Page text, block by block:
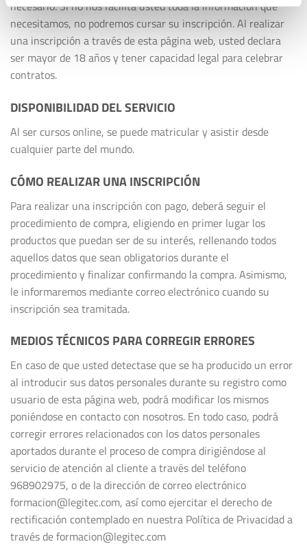
necesario. Si no nos facilita usted toda la información que
necesitamos, no podremos cursar su inscripción. Al realizar
una inscripción a través de esta página web, usted declara
ser mayor de 18 años y tener capacidad legal para celebrar
contratos.
DISPONIBILIDAD DEL SERVICIO
Al ser cursos online, se puede matricular y asistir desde
cualquier parte del mundo.
CÓMO REALIZAR UNA INSCRIPCIÓN
Para realizar una inscripción con pago, deberá seguir el
procedimiento de compra, eligiendo en primer lugar los
productos que puedan ser de su interés, rellenando todos
aquellos datos que sean obligatorios durante el
procedimiento y finalizar confirmando la compra. Asimismo,
le informaremos mediante correo electrónico cuando su
inscripción sea tramitada.
MEDIOS TÉCNICOS PARA CORREGIR ERRORES
En caso de que usted detectase que se ha producido un error
al introducir sus datos personales durante su registro como
usuario de esta página web, podrá modificar los mismos
poniéndose en contacto con nosotros. En todo caso, podrá
corregir errores relacionados con los datos personales
aportados durante el proceso de compra dirigiéndose al
servicio de atención al cliente a través del teléfono
968902975, o de la dirección de correo electrónico
formacion@legitec.com, así como ejercitar el derecho de
rectificación contemplado en nuestra Política de Privacidad a
través de formacion@legitec.com